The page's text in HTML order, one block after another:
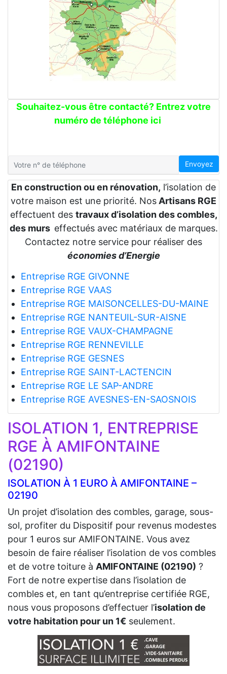
Souhaitez-vous être contacté? Entrez votre
numéro de téléphone ici
Envoyez
En construction ou en rénovation, l’isolation de
votre maison est une priorité. Nos Artisans RGE
effectuent des travaux d’isolation des combles,
des murs effectués avec matériaux de marques.
Contactez notre service pour réaliser des
économies d’Energie
Entreprise RGE GIVONNE
Entreprise RGE VAAS
Entreprise RGE MAISONCELLES-DU-MAINE
Entreprise RGE NANTEUIL-SUR-AISNE
Entreprise RGE VAUX-CHAMPAGNE
Entreprise RGE RENNEVILLE
Entreprise RGE GESNES
Entreprise RGE SAINT-LACTENCIN
Entreprise RGE LE SAP-ANDRE
Entreprise RGE AVESNES-EN-SAOSNOIS
ISOLATION 1, ENTREPRISE
RGE À AMIFONTAINE
(02190)
ISOLATION À 1 EURO À AMIFONTAINE –
02190
Un projet d’isolation des combles, garage, sous-
sol, profiter du Dispositif pour revenus modestes
pour 1 euros sur AMIFONTAINE. Vous avez
besoin de faire réaliser l’isolation de vos combles
et de votre toiture à AMIFONTAINE (02190) ?
Fort de notre expertise dans l’isolation de
combles et, en tant qu’entreprise certifiée RGE,
nous vous proposons d’effectuer l’isolation de
votre habitation pour un 1€ seulement.